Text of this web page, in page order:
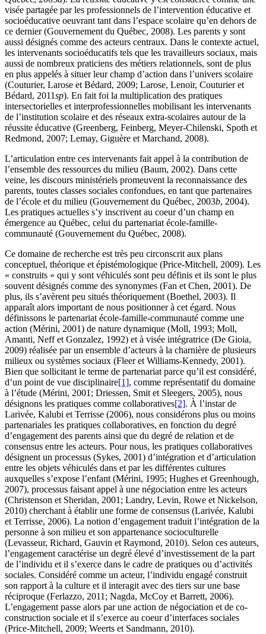
visée partagée par les professionnels de l’intervention éducative et
socioéducative oeuvrant tant dans l’espace scolaire qu’en dehors de
ce dernier (Gouvernement du Québec, 2008). Les parents y sont
aussi désignés comme des acteurs centraux. Dans le contexte actuel,
les intervenants socioéducatifs tels que les travailleurs sociaux, mais
aussi de nombreux praticiens des métiers relationnels, sont de plus
en plus appelés à situer leur champ d’action dans l’univers scolaire
(Couturier, Larose et Bédard, 2009; Larose, Lenoir, Couturier et
Bédard, 2011sp). En fait foi la multiplication des pratiques
intersectorielles et interprofessionnelles mobilisant les intervenants
de l’institution scolaire et des réseaux extra-scolaires autour de la
réussite éducative (Greenberg, Feinberg, Meyer-Chilenski, Spoth et
Redmond, 2007; Lemay, Giguère et Marchand, 2008).
L’articulation entre ces intervenants fait appel à la contribution de
l’ensemble des ressources du milieu (Baum, 2002). Dans cette
veine, les discours ministériels promeuvent la reconnaissance des
parents, toutes classes sociales confondues, en tant que partenaires
de l’école et du milieu (Gouvernement du Québec, 2003b, 2004).
Les pratiques actuelles s’y inscrivent au coeur d’un champ en
émergence au Québec, celui du partenariat école-famille-
communauté (Gouvernement du Québec, 2008).
Ce domaine de recherche est très peu circonscrit aux plans
conceptuel, théorique et épistémologique (Price-Mitchell, 2009). Les
« construits » qui y sont véhiculés sont peu définis et ils sont le plus
souvent désignés comme des synonymes (Fan et Chen, 2001). De
plus, ils s’avèrent peu situés théoriquement (Boethel, 2003). Il
apparaît alors important de nous positionner à cet égard. Nous
définissons le partenariat école-famille-communauté comme une
action (Mérini, 2001) de nature dynamique (Moll, 1993; Moll,
Amanti, Neff et Gonzalez, 1992) et à visée intégratrice (De Gioia,
2009) réalisée par un ensemble d’acteurs à la charnière de plusieurs
milieux ou systèmes sociaux (Fleer et Williams-Kennedy, 2001).
Bien que sollicitant le terme de partenariat parce qu’il est considéré,
d’un point de vue disciplinaire[1], comme représentatif du domaine
à l’étude (Mérini, 2001; Driessen, Smit et Sleegers, 2005), nous
désignons les pratiques comme collaboratives[2]. À l’instar de
Larivée, Kalubi et Terrisse (2006), nous considérons plus ou moins
partenariales les pratiques collaboratives, en fonction du degré
d’engagement des parents ainsi que du degré de relation et de
consensus entre les acteurs. Pour nous, les pratiques collaboratives
désignent un processus (Sykes, 2001) d’intégration et d’articulation
entre les objets véhiculés dans et par les différentes cultures
auxquelles s’expose l’enfant (Mérini, 1995; Hughes et Greenhough,
2007), processus faisant appel à une négociation entre les acteurs
(Christenson et Sheridan, 2001; Landry, Levin, Rowe et Nickelson,
2010) cherchant à établir une forme de consensus (Larivée, Kalubi
et Terrisse, 2006). La notion d’engagement traduit l’intégration de la
personne à son milieu et son appartenance socioculturelle
(Levasseur, Richard, Gauvin et Raymond, 2010). Selon ces auteurs,
l’engagement caractérise un degré élevé d’investissement de la part
de l’individu et il s’exerce dans le cadre de pratiques ou d’activités
sociales. Considéré comme un acteur, l’individu engagé construit
son rapport à la culture et il interagit avec des tiers sur une base
réciproque (Ferlazzo, 2011; Nagda, McCoy et Barrett, 2006).
L’engagement passe alors par une action de négociation et de co-
construction sociale et il s’exerce au coeur d’interfaces sociales
(Price-Mitchell, 2009; Weerts et Sandmann, 2010).